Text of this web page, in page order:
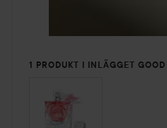
1 PRODUKT I INLÄGGET